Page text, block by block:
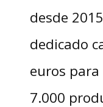
desde
dedicado
euros
7.000